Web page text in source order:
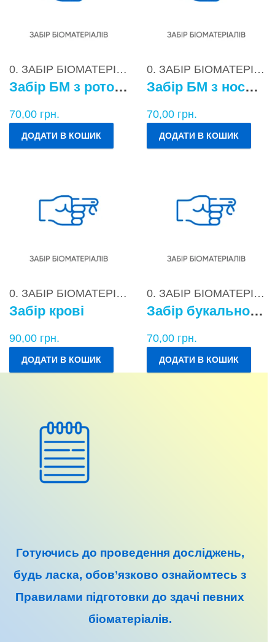
0. ЗАБІР БІОМАТЕРІАЛІВ
Забір БМ з ротоглотки
70,00 грн.
ДОДАТИ В КОШИК
0. ЗАБІР БІОМАТЕРІАЛІВ
Забір БМ з носоглотки
70,00 грн.
ДОДАТИ В КОШИК
0. ЗАБІР БІОМАТЕРІАЛІВ
Забір крові
90,00 грн.
ДОДАТИ В КОШИК
0. ЗАБІР БІОМАТЕРІАЛІВ
Забір букального епітелію
70,00 грн.
ДОДАТИ В КОШИК
Готуючись до проведення досліджень,
будь ласка, обов’язково ознайомтесь з
Правилами підготовки до здачі певних
біоматеріалів.